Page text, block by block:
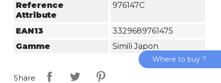
Reference
Attribute
976147C
EAN13
3329689761475
Gamme
Simili Japon
Share
Where to buy ?